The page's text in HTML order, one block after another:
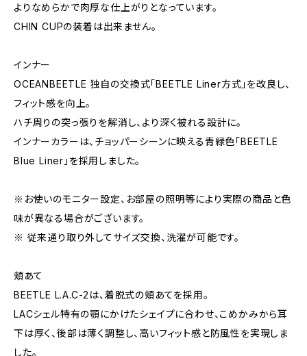
よりなめらかで肉厚な仕上がりとなっています。
CHIN CUPの装着は出来ません。
インナー
OCEANBEETLE 独自の交換式「BEETLE Liner方式」を改良し、
フィット感を向上。
ハチ周りの突っ張りを解消し、より深く被れる設計に。
インナーカラーは、チョッパーシーンに映える青緑色「BEETLE
Blue Liner」を採用しました。
※お使いのモニター設定、お部屋の照明等により実際の商品と色
味が異なる場合がございます。
※ 従来通り取り外してサイズ交換、洗濯が可能です。
頬あて
BEETLE L.A.C-2は、着脱式の頬あてを採用。
LACシェル特有の顎にかけたシェイプに合わせ、こめかみから耳
下は厚く、後部は薄く調整し、高いフィット感と防風性を実現しま
した。